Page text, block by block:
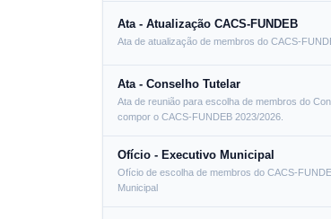
Ata - Atualização CACS-FUNDEB
Ata de atualização de membros do CACS-
Ata - Conselho Tutelar
Ata de reunião para escolha de membros do
compor o CACS-FUNDEB 2023/2026.
Ofício - Executivo Municipal
Ofício de escolha de membros do CACS-
Municipal